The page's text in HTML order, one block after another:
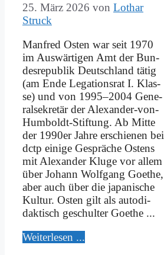
25. März 2026 von Lothar
Struck
Man­fred Osten war seit 1970
im Aus­wär­ti­gen Amt der Bun­
des­re­pu­blik Deutsch­land tä­tig
(am En­de Le­ga­ti­ons­rat I. Klas­
se) und von 1995–2004 Ge­ne­
ral­se­kre­tär der Alex­an­­der-von-
Hum­­boldt-Stif­tung. Ab Mit­te
der 1990er Jah­re er­schie­nen bei
dctp ei­ni­ge Ge­sprä­che Ostens
mit Alex­an­der Klu­ge vor al­lem
über Jo­hann Wolf­gang Goe­the,
aber auch über die ja­pa­ni­sche
Kul­tur. Osten gilt als au­to­di­
dak­tisch ge­schul­ter Goe­the ...
Wei­ter­le­sen ...